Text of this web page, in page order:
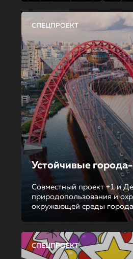
СПЕЦПРОЕКТ
Устойчивые
Совместный проект +1 и
природопользования и
окружающей среды
СПЕЦПРОЕКТ